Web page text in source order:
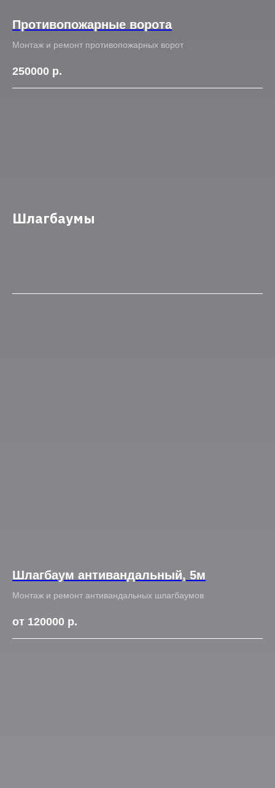
Противопожарные ворота
Монтаж и ремонт противопожарных ворот
250000 р.
Шлагбаумы
Шлагбаум антивандальный, 5м
Монтаж и ремонт антивандальных шлагбаумов
от 120000 р.